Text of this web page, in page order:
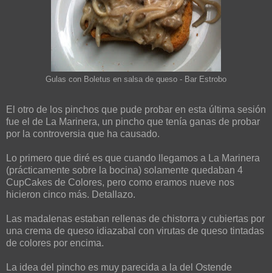
Gulas con Boletus en salsa de queso - Bar Estrobo
El otro de los pinchos que pude probar en esta última sesión
fue el de La Marinera, un pincho que tenía ganas de probar
por la controversia que ha causado.
Lo primero que diré es que cuando llegamos a La Marinera
(prácticamente sobre la bocina) solamente quedaban 4
CupCakes de Colores, pero como eramos nueve nos
hicieron cinco más. Detallazo.
Las madalenas estaban rellenas de chistorra y cubiertas por
una crema de queso idiazabal con virutas de queso tintadas
de colores por encima.
La idea del pincho es muy parecida a la del Ostende